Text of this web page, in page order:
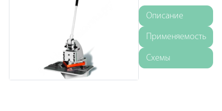
Описание
Применяемость
Схемы